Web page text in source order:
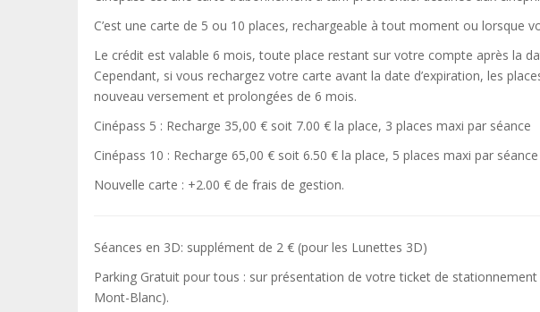
C’est une carte de 5 ou 10 places, rechargeable à tout moment ou lorsque
Le crédit est valable 6 mois, toute place restant sur votre compte après la
Cependant, si vous rechargez votre carte avant la date d’expiration, les
nouveau versement et prolongées de 6 mois.
Cinépass 5 : Recharge 35,00 € soit 7.00 € la place, 3 places maxi par séance
Cinépass 10 : Recharge 65,00 € soit 6.50 € la place, 5 places maxi par séance
Nouvelle carte : +2.00 € de frais de gestion.
Séances en 3D: supplément de 2 € (pour les Lunettes 3D)
Parking Gratuit pour tous : sur présentation de votre ticket de
Mont-Blanc).